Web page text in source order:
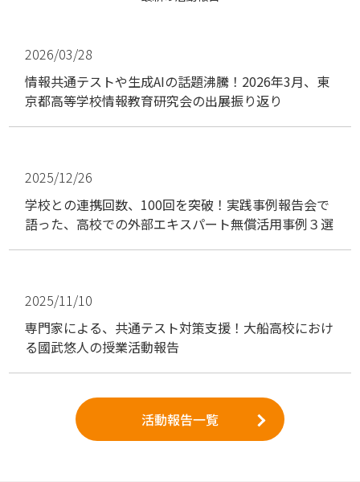
2026/03/28
情報共通テストや生成AIの話題沸騰！2026年3月、東
京都高等学校情報教育研究会の出展振り返り
2025/12/26
学校との連携回数、100回を突破！実践事例報告会で
語った、高校での外部エキスパート無償活用事例３選
2025/11/10
専門家による、共通テスト対策支援！大船高校におけ
る國武悠人の授業活動報告
活動報告一覧